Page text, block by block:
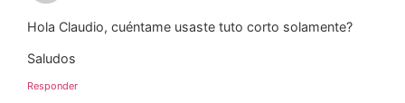
Hola Claudio, cuéntame usaste tuto corto solamente?
Saludos
Responder